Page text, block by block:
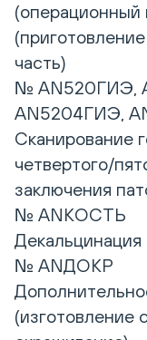
(операционный
часть)
№ AN520ГИЭ,
AN5204ГИЭ,
Сканирование
четвертого/
заключения
№ ANКОСТЬ
Декальцинация
№ ANДОКР
(изготовление